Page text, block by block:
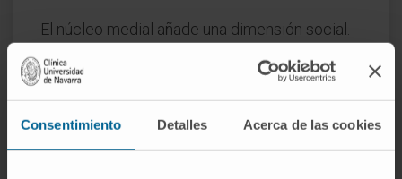
Consentimiento Detalles Acerca de las cookies
El núcleo medial añade una dimensión social.
han mostrado que esta región participa en la
identificación de expresiones faciales
emocionales y en la evaluación de la fiabilidad
de rostros desconocidos, un dato que